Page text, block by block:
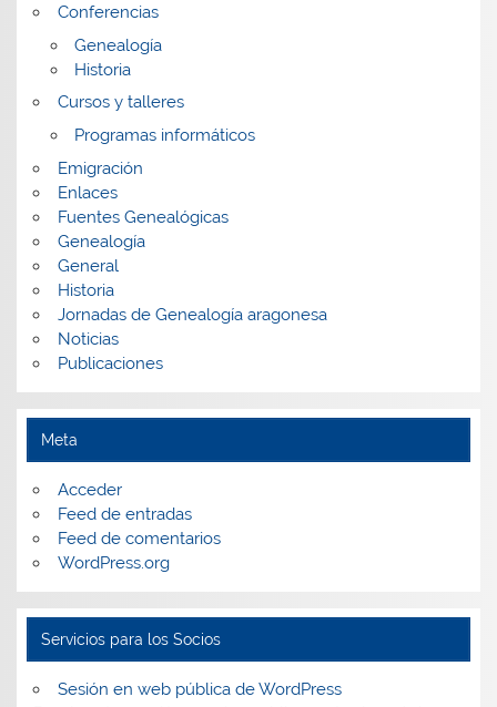
Conferencias
Genealogía
Historia
Cursos y talleres
Programas informáticos
Emigración
Enlaces
Fuentes Genealógicas
Genealogía
General
Historia
Jornadas de Genealogía aragonesa
Noticias
Publicaciones
Meta
Acceder
Feed de entradas
Feed de comentarios
WordPress.org
Servicios para los Socios
Sesión en web pública de WordPress